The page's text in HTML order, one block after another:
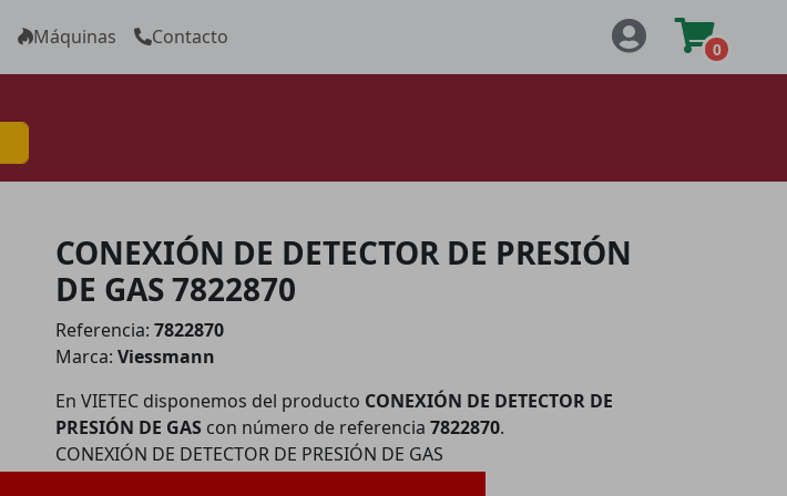
Máquinas Contacto
0
CONEXIÓN DE DETECTOR DE PRESIÓN
DE GAS 7822870
Referencia: 7822870
Marca: Viessmann
En VIETEC disponemos del producto CONEXIÓN DE DETECTOR DE
PRESIÓN DE GAS con número de referencia 7822870.
CONEXIÓN DE DETECTOR DE PRESIÓN DE GAS